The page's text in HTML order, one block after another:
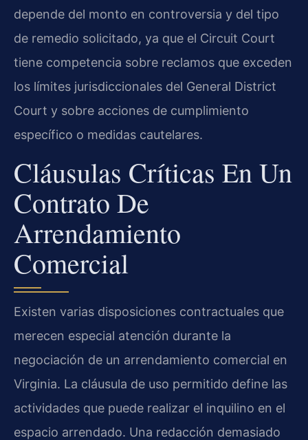
depende del monto en controversia y del tipo
de remedio solicitado, ya que el Circuit Court
tiene competencia sobre reclamos que exceden
los límites jurisdiccionales del General District
Court y sobre acciones de cumplimiento
específico o medidas cautelares.
Cláusulas Críticas En Un
Contrato De
Arrendamiento
Comercial
Existen varias disposiciones contractuales que
merecen especial atención durante la
negociación de un arrendamiento comercial en
Virginia. La cláusula de uso permitido define las
actividades que puede realizar el inquilino en el
espacio arrendado. Una redacción demasiado